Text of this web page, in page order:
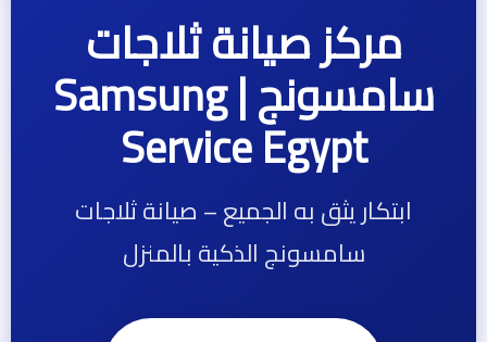
مركز صيانة ثلاجات
سامسونج | Samsung
Service Egypt
ابتكار يثق به الجميع – صيانة ثلاجات
سامسونج الذكية بالمنزل